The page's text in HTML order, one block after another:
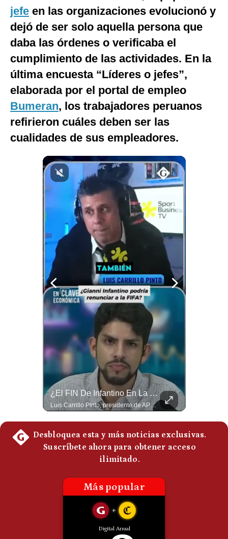
México
España
Internacional
Tecnología
Club del Suscriptor
Mix
Fotogalerías
gestion.pe
Frecuentes
jefe en las organizaciones evolucionó y
dejó de ser solo aquella persona que
daba las órdenes o verificaba el
cumplimiento de las actividades. En la
última encuesta “Líderes o jefes”,
elaborada por el portal de empleo
Bumeran, los trabajadores peruanos
refirieron cuáles deben ser las
cualidades de sus empleadores.
¿El FIN De Infantino En La FIFA? El Grave Pronóstico Sobre Su Renuncia | #EnClaveEconómica
Luis Carrillo Pinto, presidente de APEMD pronostica meses muy difíciles para Infantino y sostiene que una mayor presión de la UEFA, junto con nuevas investigaciones periodísticas, podría llevarlo a dimitir. También menciona renuncias internas y acusaciones de que el proyecto fue impulsado por una sola persona. #GianniInfantino #FIFA #UEFA #LuisCarrilloPinto #APEMD #Futbol #NoticiasDeportivas #Mundial #Shorts 👉 Suscríbete y activa la campana para no perderte nuestro análisis diario. 🌎 Síguenos en nuestras redes sociales: 📌 Web oficial: https://gestion.pe/mundo/ 📌 LinkedIn: http://bit.ly/3HYIET0 📌 X (Twitter): http://bit.ly/4noZtX9 📌 TikTok: http://bit.ly/4evB6TO